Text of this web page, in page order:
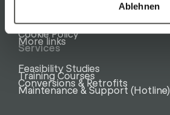
Ablehnen
Imprint & Privacy policy
Cookie Policy
More links
Services
Feasibility Studies
Training Courses
Conversions & Retrofits
Maintenance & Support (Hotline)